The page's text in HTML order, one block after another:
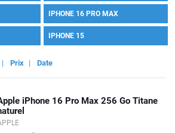
IPHONE 16 PRO MAX
IPHONE 15
| Prix | Date
iPhone 16 Pro Max 256 Go Titane